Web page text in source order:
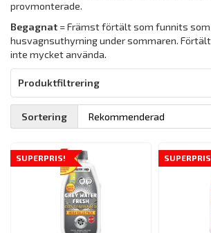
provmonterade.
Begagnat = Främst förtält som funnits
husvagnsuthyrning under sommaren.
inte mycket använda.
Produktfiltrering
Sortering
SUPERPRIS!